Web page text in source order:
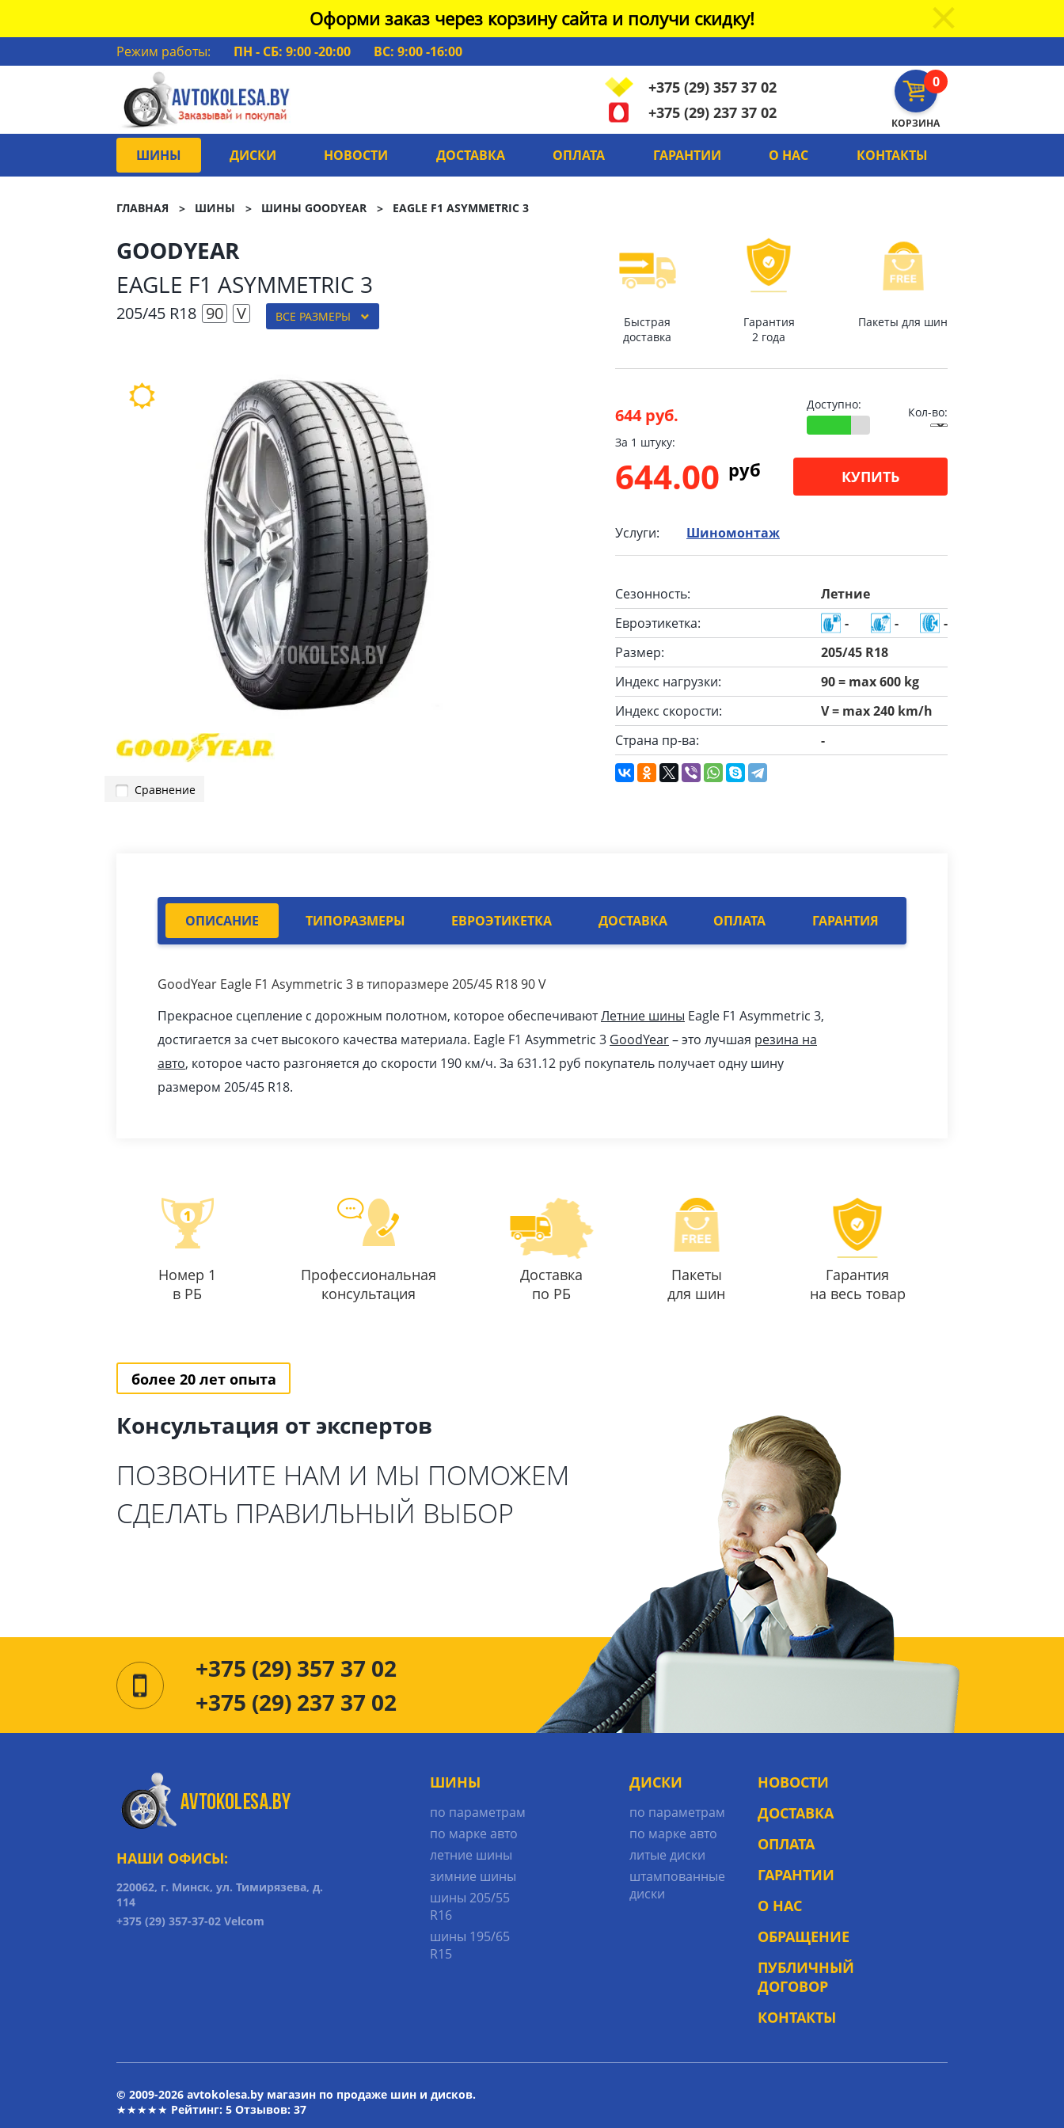
Оформи заказ через корзину сайта и получи скидку!
Режим работы: ПН - СБ: 9:00 -20:00
ВС: 9:00 -16:00
0
КОРЗИНА
+375 (29) 357 37 02
+375 (29) 237 37 02
ШИНЫ ДИСКИ НОВОСТИ ДОСТАВКА ОПЛАТА ГАРАНТИИ О НАС КОНТАКТЫ
ГЛАВНАЯ ШИНЫ ШИНЫ GOODYEAR EAGLE F1 ASYMMETRIC 3
GOODYEAR
EAGLE F1 ASYMMETRIC 3
205/45 R18 90 V ВСЕ РАЗМЕРЫ
Сравнение
Быстрая
доставка
Гарантия
2 года
Пакеты для шин
644 руб.
Доступно:
Кол-во:
За 1 штуку:
644.00 pуб КУПИТЬ
Услуги: Шиномонтаж
Сезонность:
Летние
Евроэтикетка:
- -
-
Размер:
205/45 R18
Индекс нагрузки:
90 = max 600 kg
Индекс скорости:
V = max 240 km/h
Страна пр-ва:
-
ОПИСАНИЕ ТИПОРАЗМЕРЫ ЕВРОЭТИКЕТКА ДОСТАВКА ОПЛАТА ГАРАНТИЯ
GoodYear Eagle F1 Asymmetric 3 в типоразмере 205/45 R18 90 V
Прекрасное сцепление с дорожным полотном, которое обеспечиваютЛетние шины Eagle F1 Asymmetric 3,
достигается за счет высокого качества материала. Eagle F1 Asymmetric 3 GoodYear– это лучшая резина на
авто, которое часто разгоняется до скорости 190 км/ч. За 631.12 pуб покупатель получает одну шину
размером 205/45 R18.
Номер 1
в РБ
Профессиональная
консультация
Доставка
по РБ
Пакеты
для шин
Гарантия
на весь товар
более 20 лет опыта
Консультация от экспертов
ПОЗВОНИТЕ НАМ И МЫ ПОМОЖЕМ
СДЕЛАТЬ ПРАВИЛЬНЫЙ ВЫБОР
+375 (29) 357 37 02
+375 (29) 237 37 02
НАШИ ОФИСЫ:
220062, г. Минск, ул. Тимирязева, д.
114
+375 (29) 357-37-02 Velcom
ШИНЫ
по параметрам
по марке авто
летние шины
зимние шины
шины 205/55
R16
шины 195/65
R15
ДИСКИ
по параметрам
по марке авто
литые диски
штампованные
диски
НОВОСТИ
ДОСТАВКА
ОПЛАТА
ГАРАНТИИ
О НАС
ОБРАЩЕНИЕ
ПУБЛИЧНЫЙ
ДОГОВОР
КОНТАКТЫ
© 2009-2026 avtokolesa.by магазин по продаже шин и дисков.
★★★★★ Рейтинг: 5 Отзывов: 37